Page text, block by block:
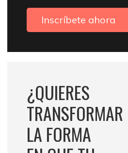
Inscríbete ahora
¿QUIERES
TRANSFORMAR
LA FORMA